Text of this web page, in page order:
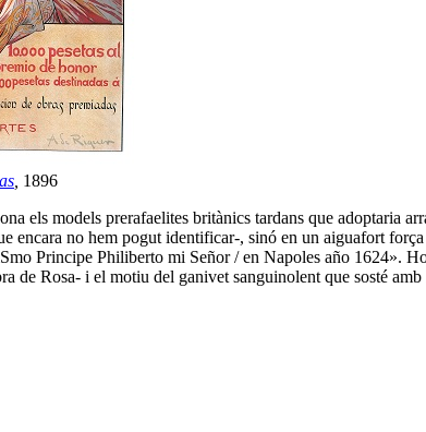
1896
els models prerafaelites britànics tardans que adoptaria
encara no hem pogut identificar-, sinó en un aiguafort
Principe Philiberto mi Señor / en Napoles año 1624».
de Rosa- i el motiu del ganivet sanguinolent que sosté